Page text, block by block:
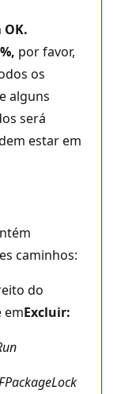
OK.
por favor,
os
alguns
será
estar em
caminhos:
do
emExcluir: